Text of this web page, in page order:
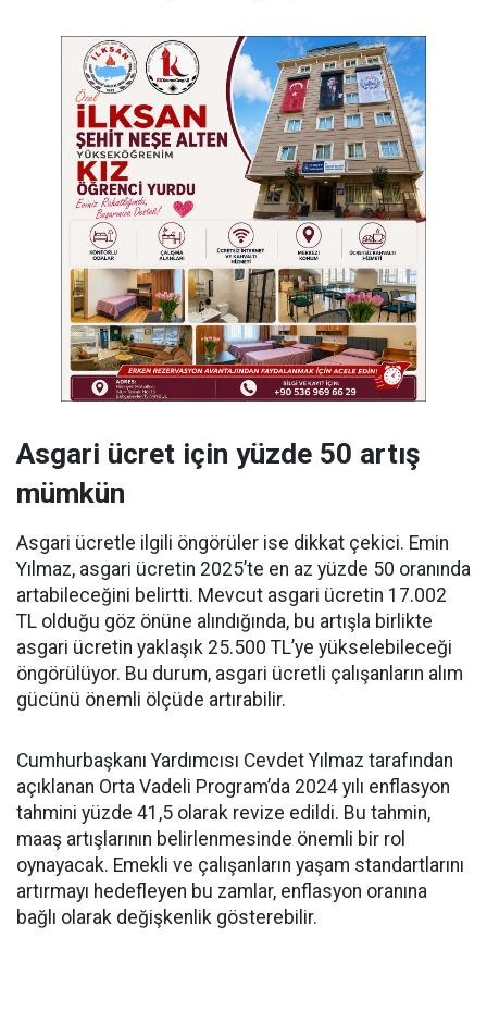
Asgari ücret için yüzde 50 artış
mümkün
Asgari ücretle ilgili öngörüler ise dikkat çekici. Emin
Yılmaz, asgari ücretin 2025’te en az yüzde 50 oranında
artabileceğini belirtti. Mevcut asgari ücretin 17.002
TL olduğu göz önüne alındığında, bu artışla birlikte
asgari ücretin yaklaşık 25.500 TL’ye yükselebileceği
öngörülüyor. Bu durum, asgari ücretli çalışanların alım
gücünü önemli ölçüde artırabilir.
Cumhurbaşkanı Yardımcısı Cevdet Yılmaz tarafından
açıklanan Orta Vadeli Program’da 2024 yılı enflasyon
tahmini yüzde 41,5 olarak revize edildi. Bu tahmin,
maaş artışlarının belirlenmesinde önemli bir rol
oynayacak. Emekli ve çalışanların yaşam standartlarını
artırmayı hedefleyen bu zamlar, enflasyon oranına
bağlı olarak değişkenlik gösterebilir.